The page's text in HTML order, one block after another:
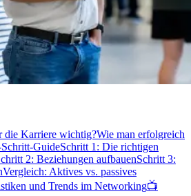
die Karriere wichtig?Wie man erfolgreich
GuideSchritt 1: Die richtigen
2: Beziehungen aufbauenSchritt 3:
Vergleich: Aktives vs. passives
und Trends im Networking📺